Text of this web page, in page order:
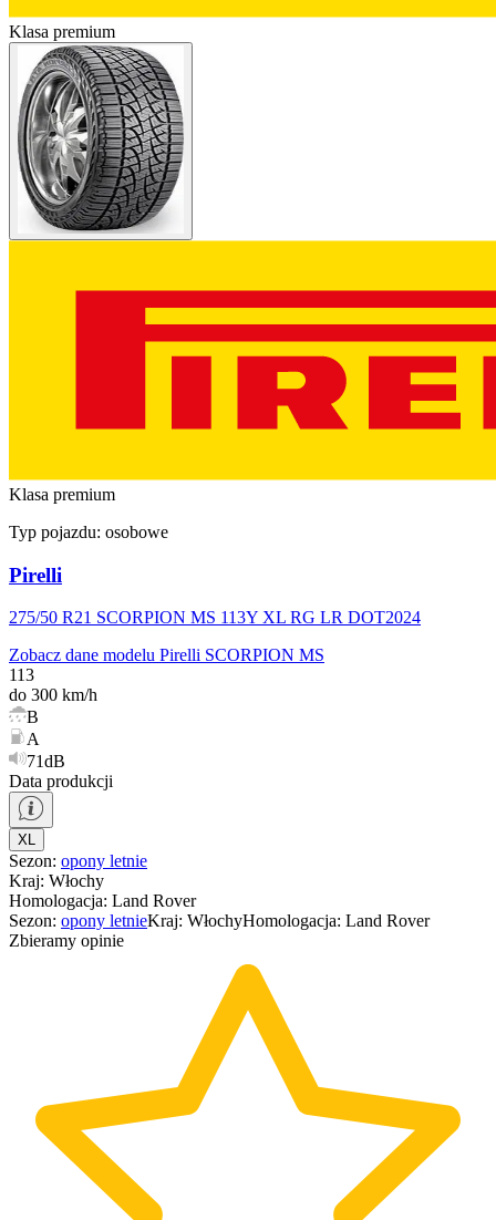
Klasa premium
Klasa premium
Typ pojazdu: osobowe
Pirelli
275/50 R21 SCORPION MS 113Y XL RG LR DOT2024
Zobacz dane modelu Pirelli SCORPION MS
113
do 300 km/h
B
A
71dB
Data produkcji
XL
Sezon: opony letnie
Kraj: Włochy
Homologacja: Land Rover
Sezon: opony letnieKraj: WłochyHomologacja: Land Rover
Zbieramy opinie